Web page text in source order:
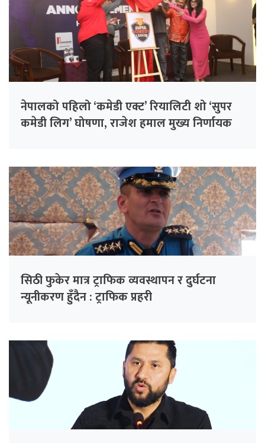
नेपालको पहिलो ‘कमेडी एक्ट’ रियालिटी शो ‘सुपर
कमेडी लिग’ घोषणा, राजेश हमाल मुख्य निर्णायक
सिठी फुकेर मात्र ट्राफिक व्यवस्थापन र दुर्घटना
न्यूनीकरण हुँदैन : ट्राफिक प्रहरी